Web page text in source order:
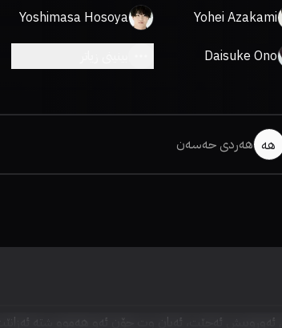
Yohei Azakami
Yoshimasa Hosoya
Daisuke Ono
هە هەردی حەسەن